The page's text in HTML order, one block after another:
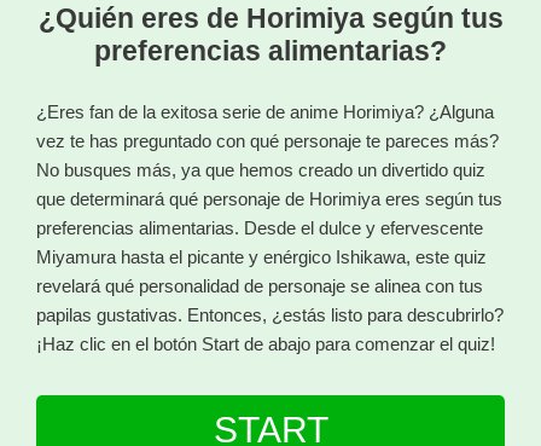
¿Quién eres de Horimiya según tus
preferencias alimentarias?
¿Eres fan de la exitosa serie de anime Horimiya? ¿Alguna
vez te has preguntado con qué personaje te pareces más?
No busques más, ya que hemos creado un divertido quiz
que determinará qué personaje de Horimiya eres según tus
preferencias alimentarias. Desde el dulce y efervescente
Miyamura hasta el picante y enérgico Ishikawa, este quiz
revelará qué personalidad de personaje se alinea con tus
papilas gustativas. Entonces, ¿estás listo para descubrirlo?
¡Haz clic en el botón Start de abajo para comenzar el quiz!
START